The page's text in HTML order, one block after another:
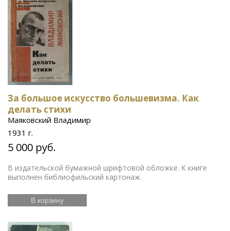
За большое искусство большевизма. Как
делать стихи
Маяковский Владимир
1931 г.
5 000 руб.
В издательской бумажной шрифтовой обложке. К книге
выполнен библиофильский картонаж.
В корзину